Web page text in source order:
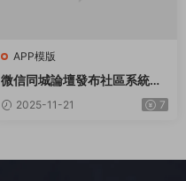
APP模版
微信同城論壇發布社區系統源
碼 二手閑置 房屋出租開源uni
app修複版
2025-11-21 7